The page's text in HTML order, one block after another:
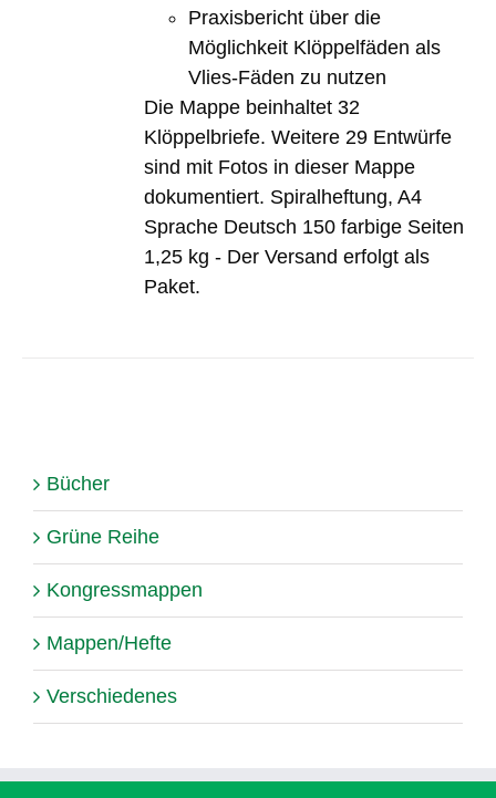
Praxisbericht über die
Möglichkeit Klöppelfäden als
Vlies-Fäden zu nutzen
Die Mappe beinhaltet 32
Klöppelbriefe. Weitere 29 Entwürfe
sind mit Fotos in dieser Mappe
dokumentiert. Spiralheftung, A4
Sprache Deutsch 150 farbige Seiten
1,25 kg - Der Versand erfolgt als
Paket.
Bücher
Grüne Reihe
Kongressmappen
Mappen/Hefte
Verschiedenes